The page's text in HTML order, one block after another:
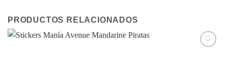
PRODUCTOS RELACIONADOS